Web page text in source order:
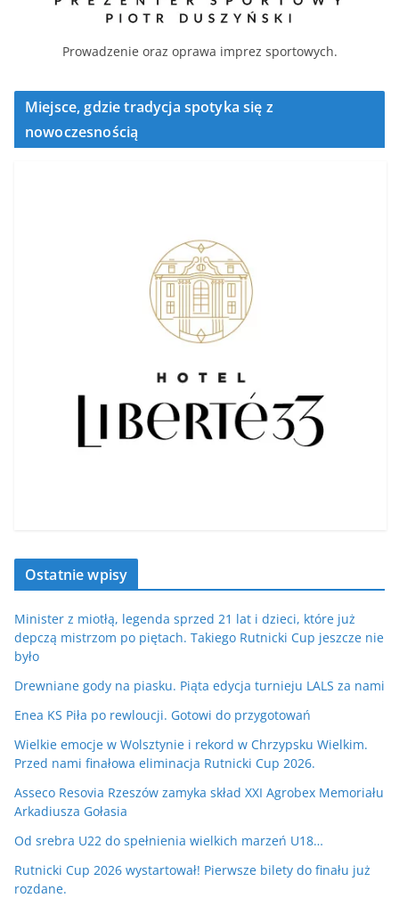
Prowadzenie oraz oprawa imprez sportowych.
Miejsce, gdzie tradycja spotyka się z
nowoczesnością
Ostatnie wpisy
Minister z miotłą, legenda sprzed 21 lat i dzieci, które już
depczą mistrzom po piętach. Takiego Rutnicki Cup jeszcze nie
było
Drewniane gody na piasku. Piąta edycja turnieju LALS za nami
Enea KS Piła po rewloucji. Gotowi do przygotowań
Wielkie emocje w Wolsztynie i rekord w Chrzypsku Wielkim.
Przed nami finałowa eliminacja Rutnicki Cup 2026.
Asseco Resovia Rzeszów zamyka skład XXI Agrobex Memoriału
Arkadiusza Gołasia
Od srebra U22 do spełnienia wielkich marzeń U18…
Rutnicki Cup 2026 wystartował! Pierwsze bilety do finału już
rozdane.